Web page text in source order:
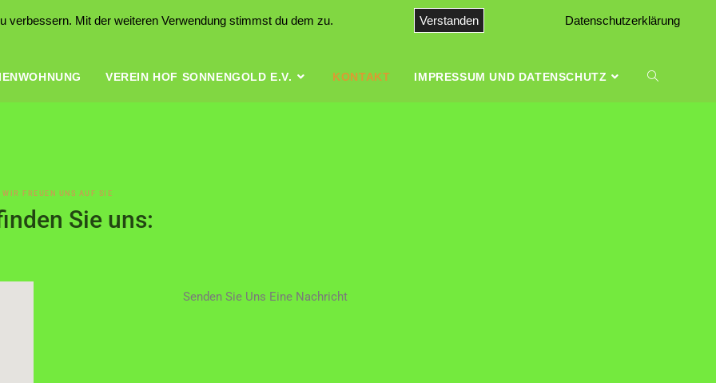
VEREIN HOF SONNENGOLD E.V. KONTAKT IMPRESSUM UND DATENSCHUTZ
WIR FREUEN UNS AUF SIE
Sie uns:
Senden Sie Uns Eine Nachricht
Mit der weiteren Verwendung stimmst du dem zu. Verstanden Datenschutzerklärung